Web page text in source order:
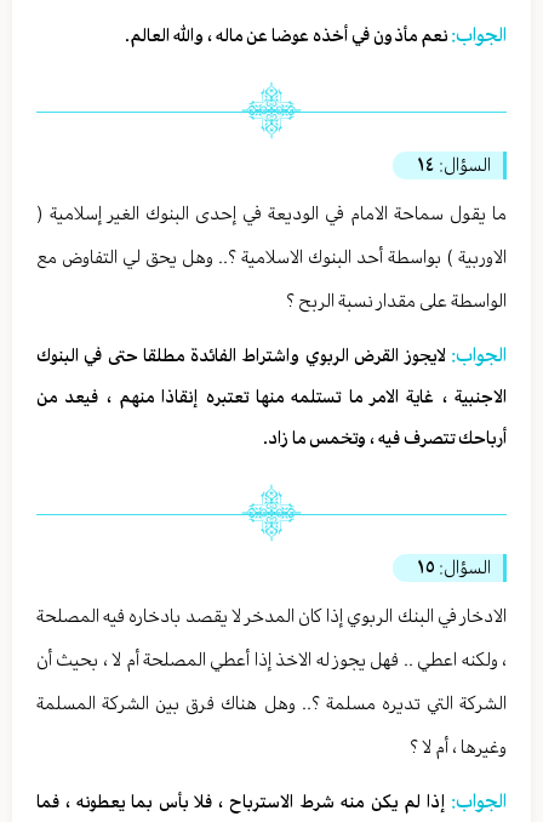
الجواب: نعم مأذون في أخذه عوضا عن ماله ، والله العالم.
السؤال: ١٤
ما يقول سماحة الامام في الوديعة في إحدى البنوك الغير إسلامية (
الاوربية ) بواسطة أحد البنوك الاسلامية ؟.. وهل يحق لي التفاوض مع
الواسطة على مقدار نسبة الربح ؟
الجواب: لايجوز القرض الربوي واشتراط الفائدة مطلقا حتى في البنوك
الاجنبية ، غاية الامر ما تستلمه منها تعتبره إنقاذا منهم ، فيعد من
أرباحك تتصرف فيه ، وتخمس ما زاد.
السؤال: ١٥
الادخار في البنك الربوي إذا كان المدخر لا يقصد بادخاره فيه المصلحة
، ولكنه اعطي .. فهل يجوز له الاخذ إذا أعطي المصلحة أم لا ، بحيث أن
الشركة التي تديره مسلمة ؟.. وهل هناك فرق بين الشركة المسلمة
وغيرها ، أم لا ؟
الجواب: إذا لم يكن منه شرط الاسترباح ، فلا بأس بما يعطونه ، فما